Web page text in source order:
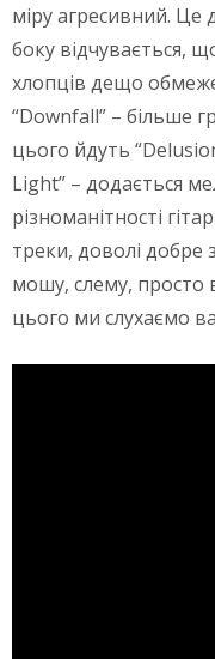
міру агресивний. Це
боку відчувається,
хлопців дещо
“Downfall” – більше
цього йдуть
Light” – додається
різноманітності
треки, доволі добре
мошу, слему, просто
цього ми слухаємо